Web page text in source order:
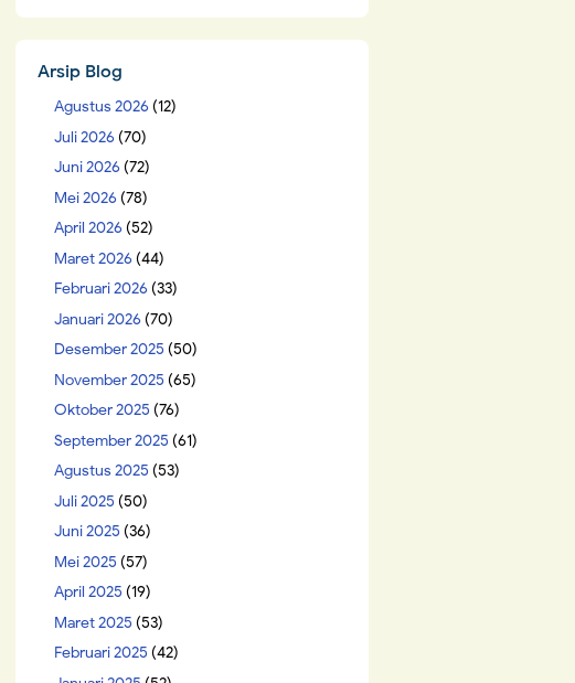
Arsip Blog
Agustus 2026 (12)
Juli 2026 (70)
Juni 2026 (72)
Mei 2026 (78)
April 2026 (52)
Maret 2026 (44)
Februari 2026 (33)
Januari 2026 (70)
Desember 2025 (50)
November 2025 (65)
Oktober 2025 (76)
September 2025 (61)
Agustus 2025 (53)
Juli 2025 (50)
Juni 2025 (36)
Mei 2025 (57)
April 2025 (19)
Maret 2025 (53)
Februari 2025 (42)